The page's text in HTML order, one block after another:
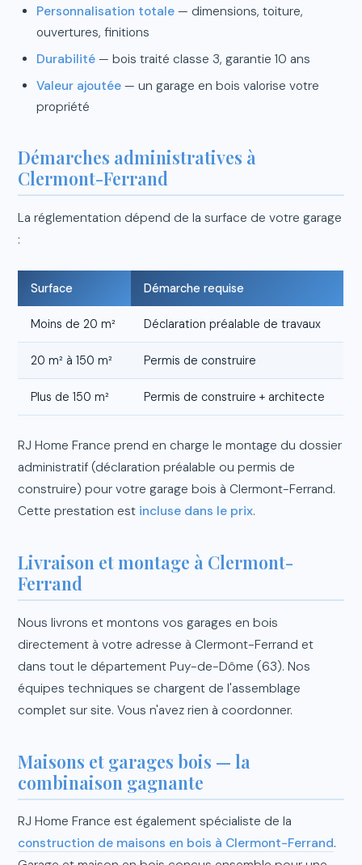
Personnalisation totale— dimensions, toiture,
ouvertures, finitions
Durabilité— bois traité classe 3, garantie 10 ans
Valeur ajoutée— un garage en bois valorise votre
propriété
Démarches administratives à
Clermont-Ferrand
La réglementation dépend de la surface de votre garage
:
Surface Démarche requise
Moins de 20 m² Déclaration préalable de travaux
20 m² à 150 m² Permis de construire
Plus de 150 m² Permis de construire + architecte
RJ Home France prend en charge le montage du dossier
administratif (déclaration préalable ou permis de
construire) pour votre garage bois à Clermont-Ferrand.
Cette prestation est incluse dans le prix.
Livraison et montage à Clermont-
Ferrand
Nous livrons et montons vos garages en bois
directement à votre adresse à Clermont-Ferrand et
dans tout le département Puy-de-Dôme (63). Nos
équipes techniques se chargent de l'assemblage
complet sur site. Vous n'avez rien à coordonner.
Maisons et garages bois — la
combinaison gagnante
RJ Home France est également spécialiste de la
construction de maisons en bois à Clermont-Ferrand.